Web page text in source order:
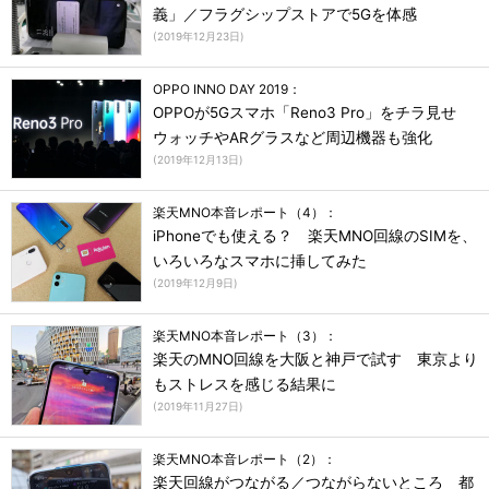
義」／フラグシップストアで5Gを体感
(2019年12月23日)
OPPO INNO DAY 2019：
OPPOが5Gスマホ「Reno3 Pro」をチラ見せ
ウォッチやARグラスなど周辺機器も強化
(2019年12月13日)
楽天MNO本音レポート（4）：
iPhoneでも使える？ 楽天MNO回線のSIMを、
いろいろなスマホに挿してみた
(2019年12月9日)
楽天MNO本音レポート（3）：
楽天のMNO回線を大阪と神戸で試す 東京より
もストレスを感じる結果に
(2019年11月27日)
楽天MNO本音レポート（2）：
楽天回線がつながる／つながらないところ 都